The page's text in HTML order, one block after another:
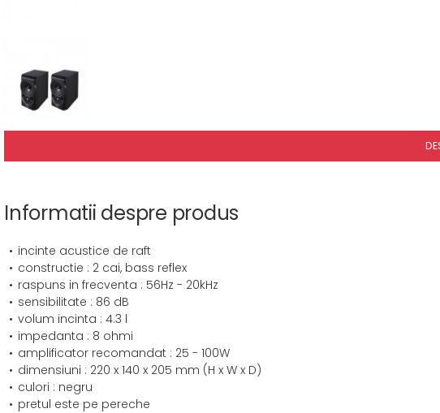
Informatii despre produs
incinte acustice de raft
constructie : 2 cai, bass reflex
raspuns in frecventa : 56Hz - 20kHz
sensibilitate : 86 dB
volum incinta : 4.3 l
impedanta : 8 ohmi
amplificator recomandat : 25 - 100W
dimensiuni : 220 x 140 x 205 mm (H x W x D)
culori : negru
pretul este pe pereche